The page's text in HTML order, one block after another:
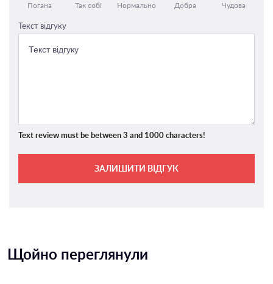
Погана Так собі Нормально Добра Чудова
Текст відгуку
Text review must be between 3 and 1000 characters!
ЗАЛИШИТИ ВІДГУК
Щойно переглянули